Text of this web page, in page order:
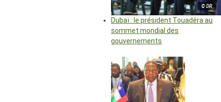
© DR
Dubaï : le président Touadéra au
sommet mondial des
gouvernements